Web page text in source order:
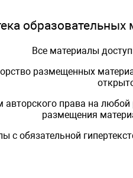
образовательных
Все материалы
размещенных
авторского права на
размещения
с обязательной